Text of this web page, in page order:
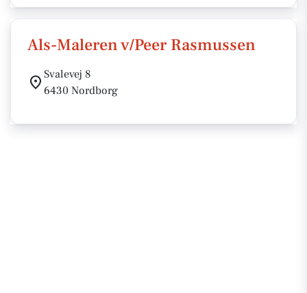
Als-Maleren v/Peer Rasmussen
Svalevej 8
6430 Nordborg